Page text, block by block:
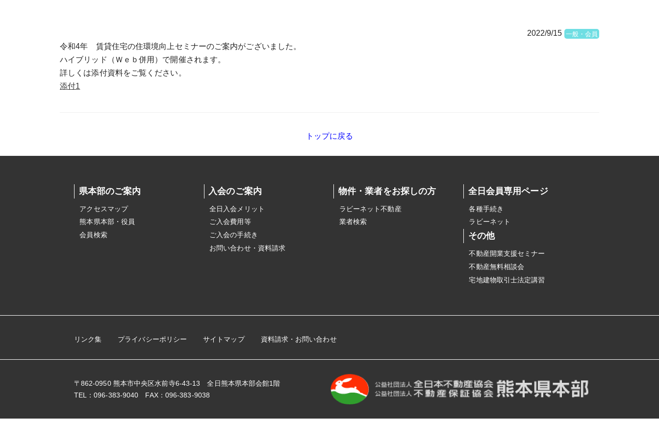
2022/9/15 一般・会員
令和4年 賃貸住宅の住環境向上セミナーのご案内がございました。
ハイブリッド（Ｗｅｂ併用）で開催されます。
詳しくは添付資料をご覧ください。
添付1
トップに戻る
県本部のご案内
アクセスマップ
熊本県本部・役員
会員検索
入会のご案内
全日入会メリット
ご入会費用等
ご入会の手続き
お問い合わせ・資料請求
物件・業者をお探しの方
ラビーネット不動産
業者検索
全日会員専用ページ
各種手続き
ラビーネット
その他
不動産開業支援セミナー
不動産無料相談会
宅地建物取引士法定講習
リンク集 プライバシーポリシー サイトマップ 資料請求・お問い合わせ
〒862-0950 熊本市中央区水前寺6-43-13 全日熊本県本部会館1階
TEL：096-383-9040 FAX：096-383-9038